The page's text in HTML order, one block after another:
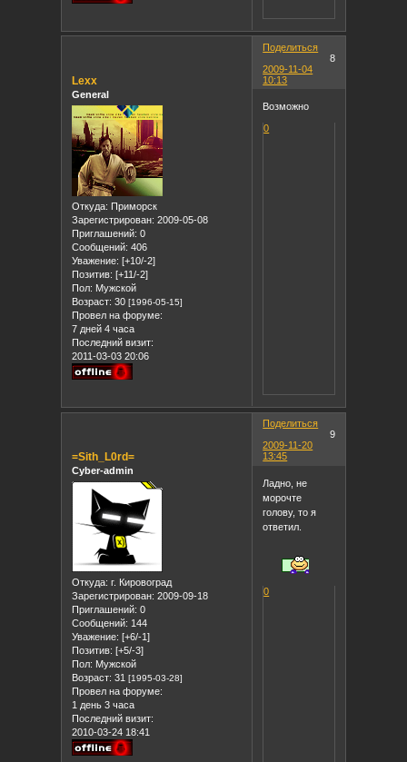
Поделиться
8
2009-11-04
10:13
Lexx
General
Откуда: Приморск
Зарегистрирован: 2009-05-08
Приглашений: 0
Сообщений: 406
Уважение: [+10/-2]
Позитив: [+11/-2]
Пол: Мужской
Возраст: 30[1996-05-15]
Провел на форуме:
7 дней 4 часа
Последний визит:
2011-03-03 20:06
Возможно
0
Поделиться
9
2009-11-20
13:45
=Sith_L0rd=
Cyber-admin
Откуда: г. Кировоград
Зарегистрирован: 2009-09-18
Приглашений: 0
Сообщений: 144
Уважение: [+6/-1]
Позитив: [+5/-3]
Пол: Мужской
Возраст: 31[1995-03-28]
Провел на форуме:
1 день 3 часа
Последний визит:
2010-03-24 18:41
Ладно, не
морочте
голову, то я
ответил.
0